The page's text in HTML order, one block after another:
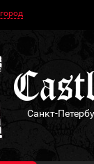
Санкт-